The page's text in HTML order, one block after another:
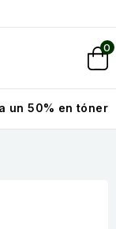
0
un 50% en tóner